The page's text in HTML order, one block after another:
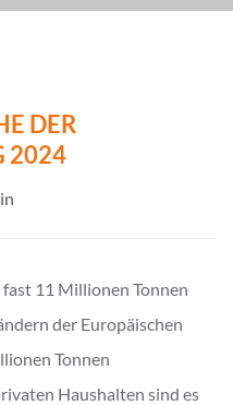
DER
2024
11 Millionen Tonnen
der Europäischen
Tonnen
Haushalten sind es